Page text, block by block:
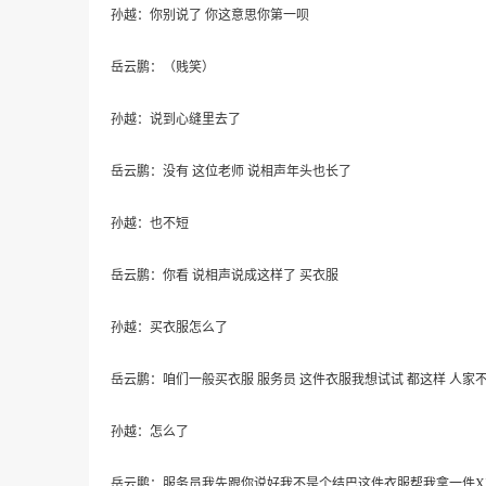
孙越：你别说了 你这意思你第一呗
岳云鹏：（贱笑）
孙越：说到心缝里去了
岳云鹏：没有 这位老师 说相声年头也长了
孙越：也不短
岳云鹏：你看 说相声说成这样了 买衣服
孙越：买衣服怎么了
岳云鹏：咱们一般买衣服 服务员 这件衣服我想试试 都这样 人家
孙越：怎么了